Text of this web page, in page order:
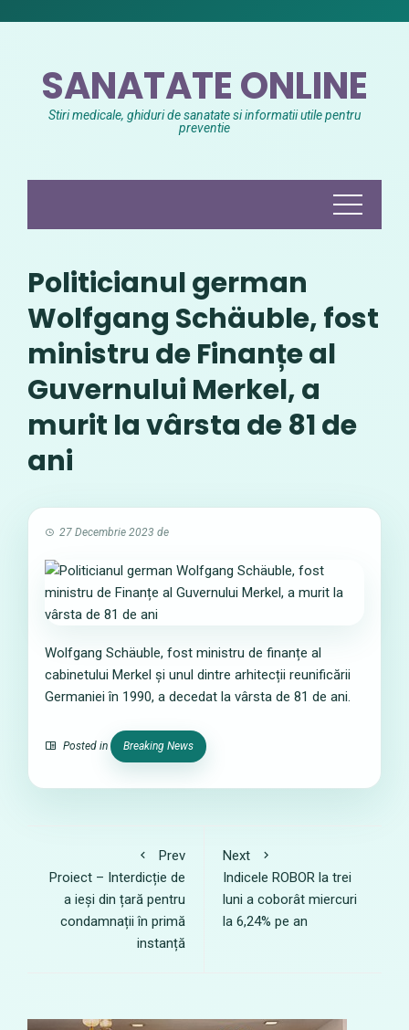
SANATATE ONLINE
Stiri medicale, ghiduri de sanatate si informatii utile pentru
preventie
Politicianul german
Wolfgang Schäuble, fost
ministru de Finanțe al
Guvernului Merkel, a
murit la vârsta de 81 de
ani
27 Decembrie 2023 de
Wolfgang Schäuble, fost ministru de finanțe al
cabinetului Merkel și unul dintre arhitecții reunificării
Germaniei în 1990, a decedat la vârsta de 81 de ani.
Posted in Breaking News
Prev
Proiect – Interdicție de
a ieși din țară pentru
condamnații în primă
instanță
Next
Indicele ROBOR la trei
luni a coborât miercuri
la 6,24% pe an